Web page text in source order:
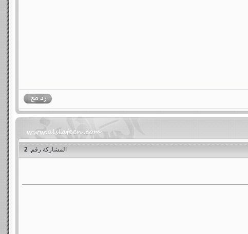
المشاركة رقم:2